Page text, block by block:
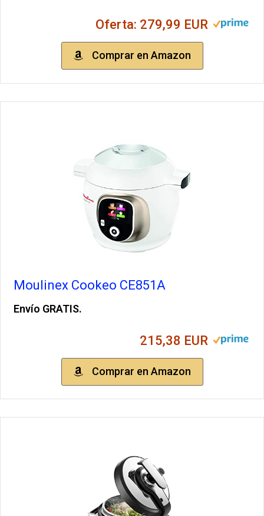
Oferta: 279,99 EUR
Comprar en Amazon
Moulinex Cookeo CE851A
Envío GRATIS.
215,38 EUR
Comprar en Amazon